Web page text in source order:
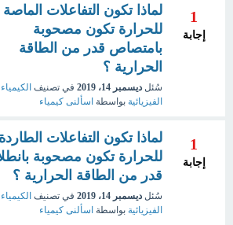
1
إجابة
لماذا تكون التفاعلات الماصة
للحرارة تكون مصحوبة
بامتصاص قدر من الطاقة
الحرارية ؟
سُئل ديسمبر 14، 2019 في تصنيف الكيمياء
الفيزيائية بواسطة اسألنى كيمياء
1
إجابة
لماذا تكون التفاعلات الطاردة
للحرارة تكون مصحوبة
قدر من الطاقة الحرارية ؟
سُئل ديسمبر 14، 2019 في تصنيف الكيمياء
الفيزيائية بواسطة اسألنى كيمياء